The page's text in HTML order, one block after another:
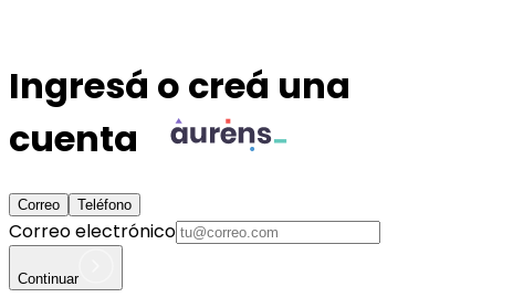
Ingresá o creá una
cuenta
Correo Teléfono
Correo electrónico
Continuar